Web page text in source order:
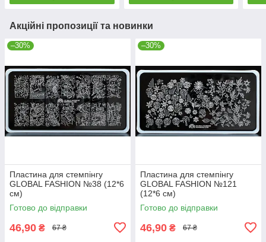
Акційні пропозиції та новинки
–30%
Пластина для стемпінгу
GLOBAL FASHION №38 (12*6
см)
Готово до відправки
46,90 ₴ 67 ₴
–30%
Пластина для стемпінгу
GLOBAL FASHION №121
(12*6 см)
Готово до відправки
46,90 ₴ 67 ₴